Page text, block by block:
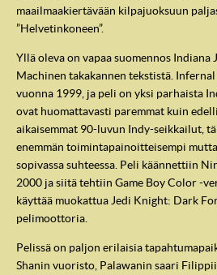
maailmaakiertävään kilpajuoksuun
”Helvetinkoneen”.
Yllä oleva on vapaa suomennos Indiana
Machinen takakannen tekstistä.
vuonna 1999, ja peli on yksi parhaista
ovat huomattavasti paremmat kuin
aikaisemmat 90-luvun Indy-seikkailut,
enemmän toimintapainoitteisempi
sopivassa suhteessa. Peli käännettiin
2000 ja siitä tehtiin Game Boy Color -
käyttää muokattua Jedi Knight: Dark
pelimoottoria.
Pelissä on paljon erilaisia
Shanin vuoristo, Palawanin saari